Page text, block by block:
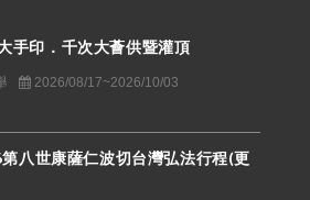
手印．千次大薈供暨灌頂
2026/08/17~2026/10/03
八世康薩仁波切台灣弘法行程(更